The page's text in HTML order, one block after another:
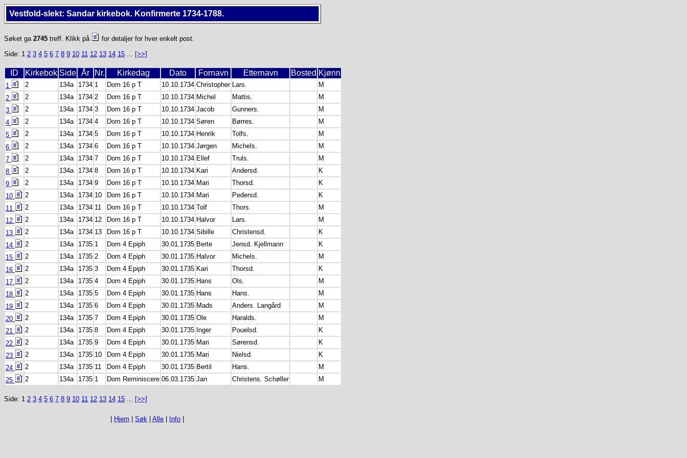
Vestfold-slekt: Sandar kirkebok. Konfirmerte 1734-1788.
Søket ga 2745 treff. Klikk på
for detaljer for hver enkelt post.
Side: 1 2 3 4 5 6 7 8 9 10 11 12 13 14 15 ... [>>]
ID Kirkebok Side År Nr. Kirkedag Dato Fornavn Etternavn Bosted Kjønn
1 2 134a 1734 1 Dom 16 p T 10.10.1734 Christopher Lars.
M
2
2 134a 1734 2 Dom 16 p T 10.10.1734 Michel Mattis.
M
3
2 134a 1734 3 Dom 16 p T 10.10.1734 Jacob Gunners.
M
4
2 134a 1734 4 Dom 16 p T 10.10.1734 Søren Børres.
M
5
2 134a 1734 5 Dom 16 p T 10.10.1734 Henrik Tolfs.
M
6
2 134a 1734 6 Dom 16 p T 10.10.1734 Jørgen Michels.
M
7
2 134a 1734 7 Dom 16 p T 10.10.1734 Ellef Truls.
M
8
2 134a 1734 8 Dom 16 p T 10.10.1734 Kari Andersd.
K
9
2 134a 1734 9 Dom 16 p T 10.10.1734 Mari Thorsd.
K
10
2 134a 1734 10 Dom 16 p T 10.10.1734 Mari Pedersd.
K
11
2 134a 1734 11 Dom 16 p T 10.10.1734 Tolf Thors.
M
12
2 134a 1734 12 Dom 16 p T 10.10.1734 Halvor Lars.
M
13
2 134a 1734 13 Dom 16 p T 10.10.1734 Sibille Christensd.
K
14
2 134a 1735 1 Dom 4 Epiph 30.01.1735 Berte Jensd. Kjellmann
K
15
2 134a 1735 2 Dom 4 Epiph 30.01.1735 Halvor Michels.
M
16
2 134a 1735 3 Dom 4 Epiph 30.01.1735 Kari Thorsd.
K
17
2 134a 1735 4 Dom 4 Epiph 30.01.1735 Hans Ols.
M
18
2 134a 1735 5 Dom 4 Epiph 30.01.1735 Hans Hans.
M
19
2 134a 1735 6 Dom 4 Epiph 30.01.1735 Mads Anders. Langård
M
20
2 134a 1735 7 Dom 4 Epiph 30.01.1735 Ole Haralds.
M
21
2 134a 1735 8 Dom 4 Epiph 30.01.1735 Inger Pouelsd.
K
22
2 134a 1735 9 Dom 4 Epiph 30.01.1735 Mari Sørensd.
K
23
2 134a 1735 10 Dom 4 Epiph 30.01.1735 Mari Nielsd.
K
24
2 134a 1735 11 Dom 4 Epiph 30.01.1735 Bertil Hans.
M
25
2 134a 1735 1 Dom Reminiscere 06.03.1735 Jan Christens. Schøller M
Side: 1 2 3 4 5 6 7 8 9 10 11 12 13 14 15 ... [>>]
Hjem Søk Alle Info